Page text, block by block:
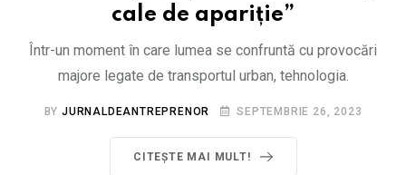
cale de apariție”
Într-un moment în care lumea se confruntă cu provocări
majore legate de transportul urban, tehnologia.
BYJURNALDEANTREPRENOR SEPTEMBRIE 26, 2023
CITEȘTE MAI MULT!